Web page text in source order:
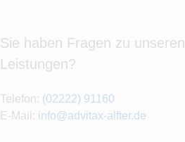
Sie haben Fragen zu unseren
Leistungen?
Telefon: (02222) 91160
E-Mail: info@advitax-alfter.de